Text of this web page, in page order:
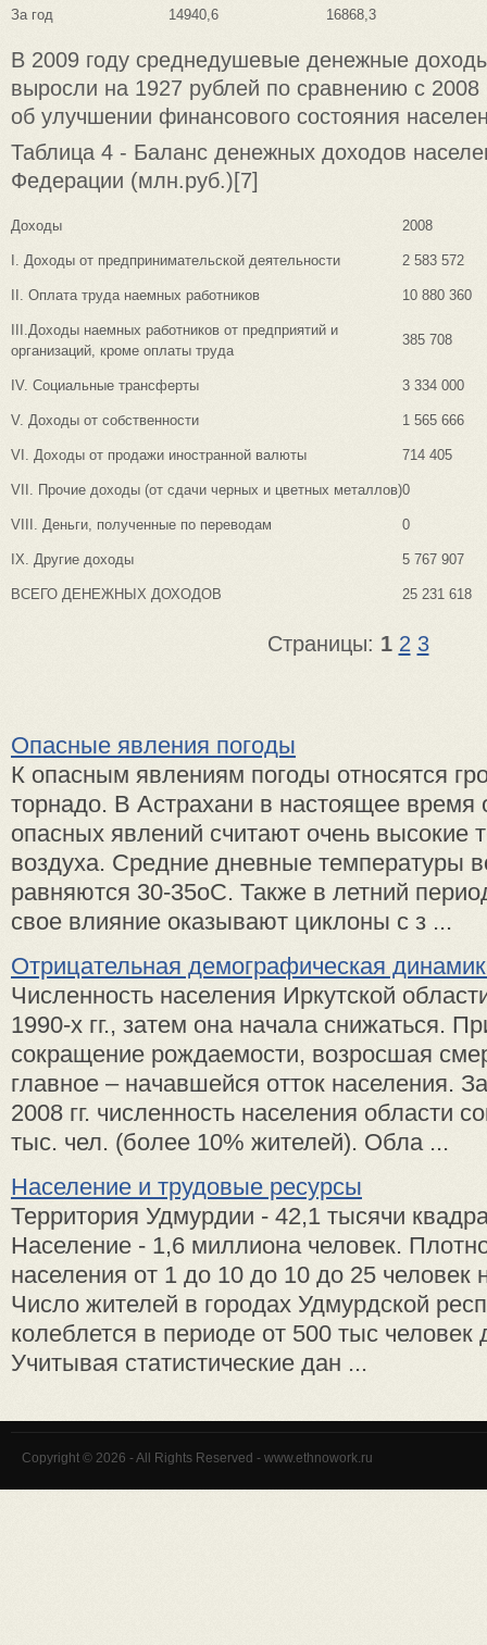
За год 14940,6 16868,3
В 2009 году среднедушевые денежные
выросли на 1927 рублей по сравнению с 2008
об улучшении финансового состояния
Таблица 4 - Баланс денежных доходов
Федерации (млн.руб.)[7]
Доходы 2008
I. Доходы от предпринимательской деятельности 2 583 572
II. Оплата труда наемных работников 10 880 360
III.Доходы наемных работников от предприятий и
организаций, кроме оплаты труда
385 708
IV. Социальные трансферты 3 334 000
V. Доходы от собственности 1 565 666
VI. Доходы от продажи иностранной валюты 714 405
VII. Прочие доходы (от сдачи черных и цветных металлов)0
VIII. Деньги, полученные по переводам 0
IX. Другие доходы 5 767 907
ВСЕГО ДЕНЕЖНЫХ ДОХОДОВ 25 231 618
Страницы: 1 2 3
Опасные явления погоды
К опасным явлениям погоды относятся
торнадо. В Астрахани в настоящее время
опасных явлений считают очень высокие
воздуха. Средние дневные температуры
равняются 30-35оС. Также в летний
свое влияние оказывают циклоны с з ...
Отрицательная демографическая
Численность населения Иркутской
1990-х гг., затем она начала снижаться.
сокращение рождаемости, возросшая
главное – начавшейся отток населения.
2008 гг. численность населения области
тыс. чел. (более 10% жителей). Обла ...
Население и трудовые ресурсы
Территория Удмурдии - 42,1 тысячи
Население - 1,6 миллиона человек.
населения от 1 до 10 до 10 до 25 человек
Число жителей в городах Удмурдской
колеблется в периоде от 500 тыс человек
Учитывая статистические дан ...
Copyright © 2026 - All Rights Reserved - www.ethnowork.ru